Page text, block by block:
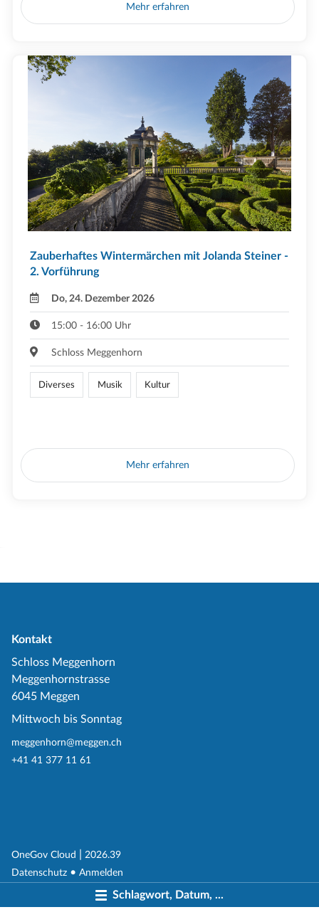
Schlagwort, Datum, ...
Mehr erfahren
Zauberhaftes Wintermärchen mit Jolanda Steiner -
2. Vorführung
Do, 24. Dezember 2026
15:00 - 16:00 Uhr
Schloss Meggenhorn
Diverses Musik Kultur
Mehr erfahren
Kontakt
Schloss Meggenhorn
Meggenhornstrasse
6045 Meggen
Mittwoch bis Sonntag
meggenhorn@meggen.ch
+41 41 377 11 61
OneGov Cloud (External Link)
2026.39
Datenschutz (External Link)
Anmelden